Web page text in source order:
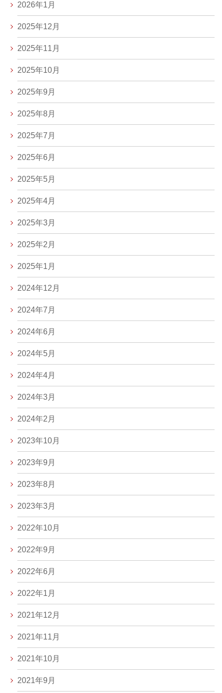
2026年1月
2025年12月
2025年11月
2025年10月
2025年9月
2025年8月
2025年7月
2025年6月
2025年5月
2025年4月
2025年3月
2025年2月
2025年1月
2024年12月
2024年7月
2024年6月
2024年5月
2024年4月
2024年3月
2024年2月
2023年10月
2023年9月
2023年8月
2023年3月
2022年10月
2022年9月
2022年6月
2022年1月
2021年12月
2021年11月
2021年10月
2021年9月